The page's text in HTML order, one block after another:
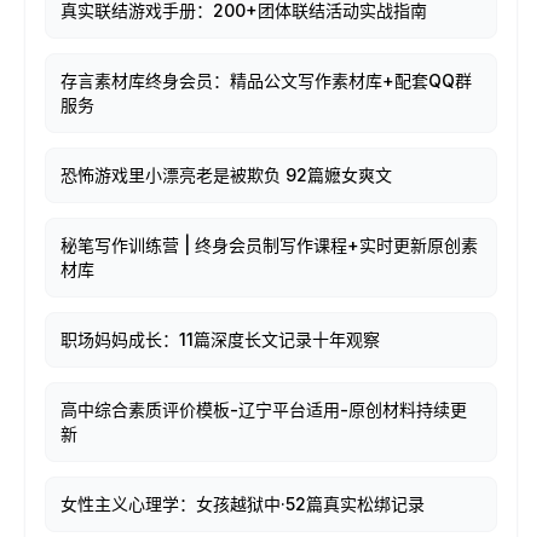
真实联结游戏手册：200+团体联结活动实战指南
存言素材库终身会员：精品公文写作素材库+配套QQ群
服务
恐怖游戏里小漂亮老是被欺负 92篇嬷女爽文
秘笔写作训练营 | 终身会员制写作课程+实时更新原创素
材库
职场妈妈成长：11篇深度长文记录十年观察
高中综合素质评价模板-辽宁平台适用-原创材料持续更
新
女性主义心理学：女孩越狱中·52篇真实松绑记录